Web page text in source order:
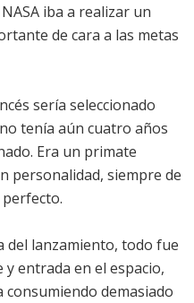
iba a realizar un
de cara a las metas
sería seleccionado
tenía aún cuatro años
Era un primate
personalidad, siempre de
del lanzamiento, todo fue
y entrada en el espacio,
demasiado